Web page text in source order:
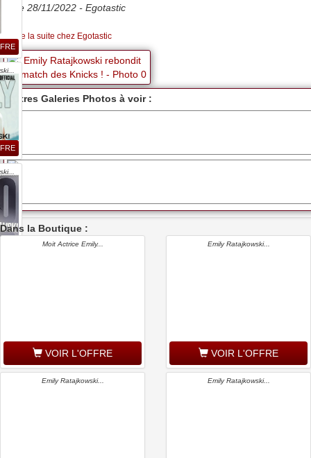
Date 28/11/2022 - Egotastic
lire la suite chez Egotastic
Autres Galeries Photos à voir :
Dans la Boutique :
Moit Actrice Emily...
VOIR L'OFFRE
Emily Ratajkowski...
VOIR L'OFFRE
Emily Ratajkowski... Emily Ratajkowski...